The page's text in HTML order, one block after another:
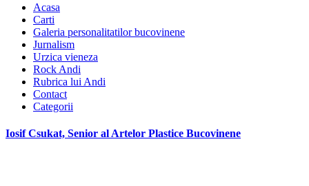
Acasa
Carti
Galeria personalitatilor bucovinene
Jurnalism
Urzica vieneza
Rock Andi
Rubrica lui Andi
Contact
Categorii
Iosif Csukat, Senior al Artelor Plastice Bucovinene